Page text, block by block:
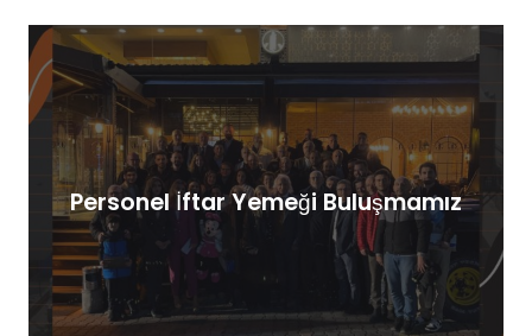
Personel İftar Yemeği Buluşmamız